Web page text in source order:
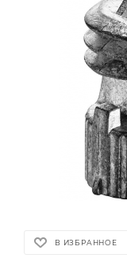
В ИЗБРАННОЕ